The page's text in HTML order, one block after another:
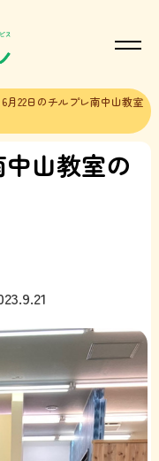
6月22日のチルプレ南中山教室
山教室の